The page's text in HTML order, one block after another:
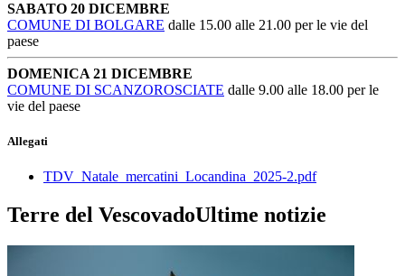
SABATO 20 DICEMBRE
COMUNE DI BOLGARE dalle 15.00 alle 21.00 per le vie del
paese
DOMENICA 21 DICEMBRE
COMUNE DI SCANZOROSCIATE dalle 9.00 alle 18.00 per le
vie del paese
Allegati
TDV_Natale_mercatini_Locandina_2025-2.pdf
Terre del VescovadoUltime notizie